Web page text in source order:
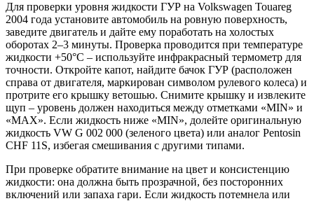
Для проверки уровня жидкости ГУР на Volkswagen Touareg
2004 года установите автомобиль на ровную поверхность,
заведите двигатель и дайте ему поработать на холостых
оборотах 2–3 минуты. Проверка проводится при температуре
жидкости +50°C – используйте инфракрасный термометр для
точности. Откройте капот, найдите бачок ГУР (расположен
справа от двигателя, маркирован символом рулевого колеса) и
протрите его крышку ветошью. Снимите крышку и извлеките
щуп – уровень должен находиться между отметками «MIN» и
«MAX». Если жидкость ниже «MIN», долейте оригинальную
жидкость VW G 002 000 (зеленого цвета) или аналог Pentosin
CHF 11S, избегая смешивания с другими типами.
При проверке обратите внимание на цвет и консистенцию
жидкости: она должна быть прозрачной, без посторонних
включений или запаха гари. Если жидкость потемнела или